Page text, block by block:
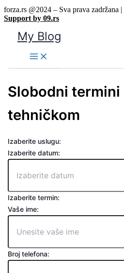
forza.rs @2024 – Sva prava zadržana |
Support by 09.rs